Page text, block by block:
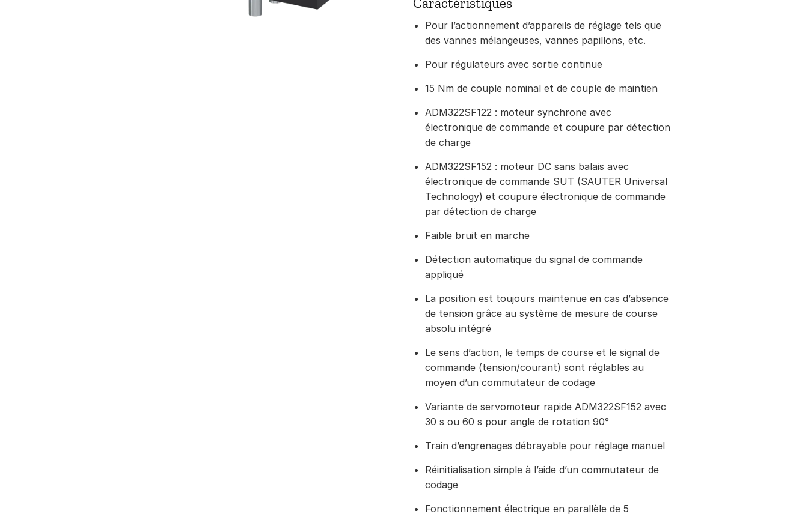
Pour l’actionnement d’appareils de réglage tels que
des vannes mélangeuses, vannes papillons, etc.
Pour régulateurs avec sortie continue
15 Nm de couple nominal et de couple de maintien
ADM322SF122 : moteur synchrone avec
électronique de commande et coupure par détection
de charge
ADM322SF152 : moteur DC sans balais avec
électronique de commande SUT (SAUTER Universal
Technology) et coupure électronique de commande
par détection de charge
Faible bruit en marche
Détection automatique du signal de commande
appliqué
La position est toujours maintenue en cas d’absence
de tension grâce au système de mesure de course
absolu intégré
Le sens d’action, le temps de course et le signal de
commande (tension/courant) sont réglables au
moyen d’un commutateur de codage
Variante de servomoteur rapide ADM322SF152 avec
30 s ou 60 s pour angle de rotation 90°
Train d’engrenages débrayable pour réglage manuel
Réinitialisation simple à l’aide d’un commutateur de
codage
Fonctionnement électrique en parallèle de 5